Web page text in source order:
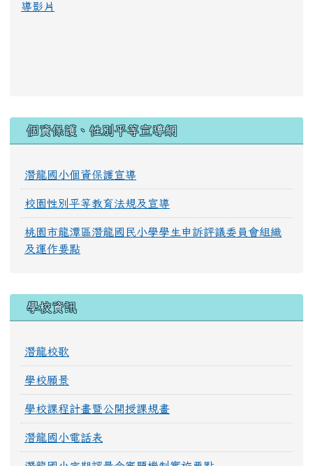
導影片
個資保護、性別平等宣導網
潛龍國小個資保護宣導
校園性別平等教育法規及宣導
桃園市龍潭區潛龍國民小學學生申訴評議委員會組織
及運作要點
學校資訊
潛龍校歌
學校願景
學校課程計畫暨公開授課規畫
潛龍國小電話表